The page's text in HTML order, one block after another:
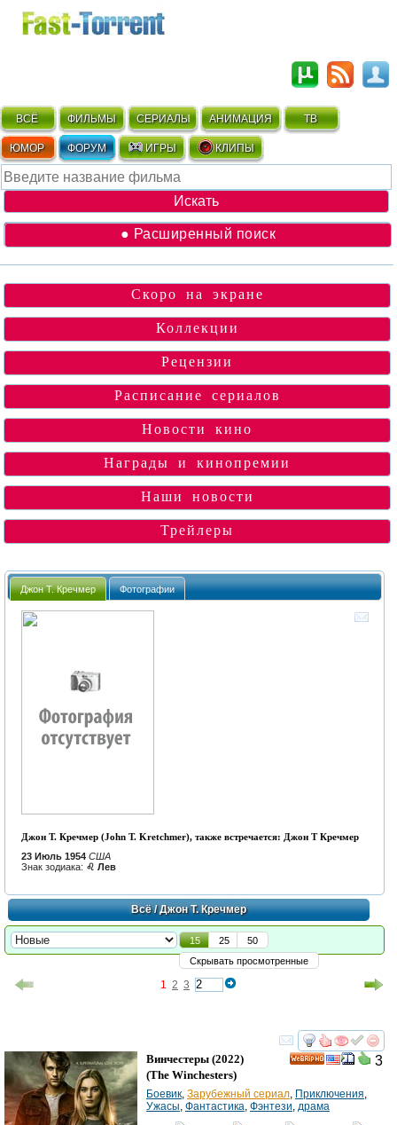
ВСЁ ФИЛЬМЫ СЕРИАЛЫ АНИМАЦИЯ ТВ
ЮМОР ФОРУМ ИГРЫ КЛИПЫ
● Расширенный поиск
Скоро на экране
Коллекции
Рецензии
Расписание сериалов
Новости кино
Награды и кинопремии
Наши новости
Трейлеры
Джон Т. Кречмер Фотографии
Джон Т. Кречмер (John T. Kretchmer), также встречается: Джон Т Кречмер
23 Июль 1954 США
Знак зодиака: ♌ Лев
Всё/ Джон Т. Кречмер
15 25
50
Скрывать просмотренные
1 2 3
смотреть
3
Винчестеры (2022)
(The Winchesters)
Боевик Зарубежный сериал Приключения
Ужасы Фантастика Фэнтези драма